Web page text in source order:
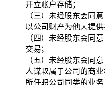
开立账户存储；
（三）未经股东会同
以公司财产为他人提供
（四）未经股东会同
交易；
（五）未经股东会同
人谋取属于公司的商
所任职公司同类的业务